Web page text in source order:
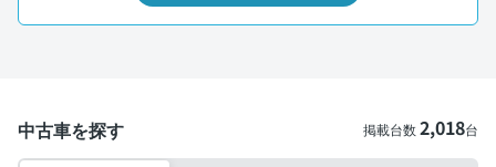
中古車を探す 掲載台数2,018台